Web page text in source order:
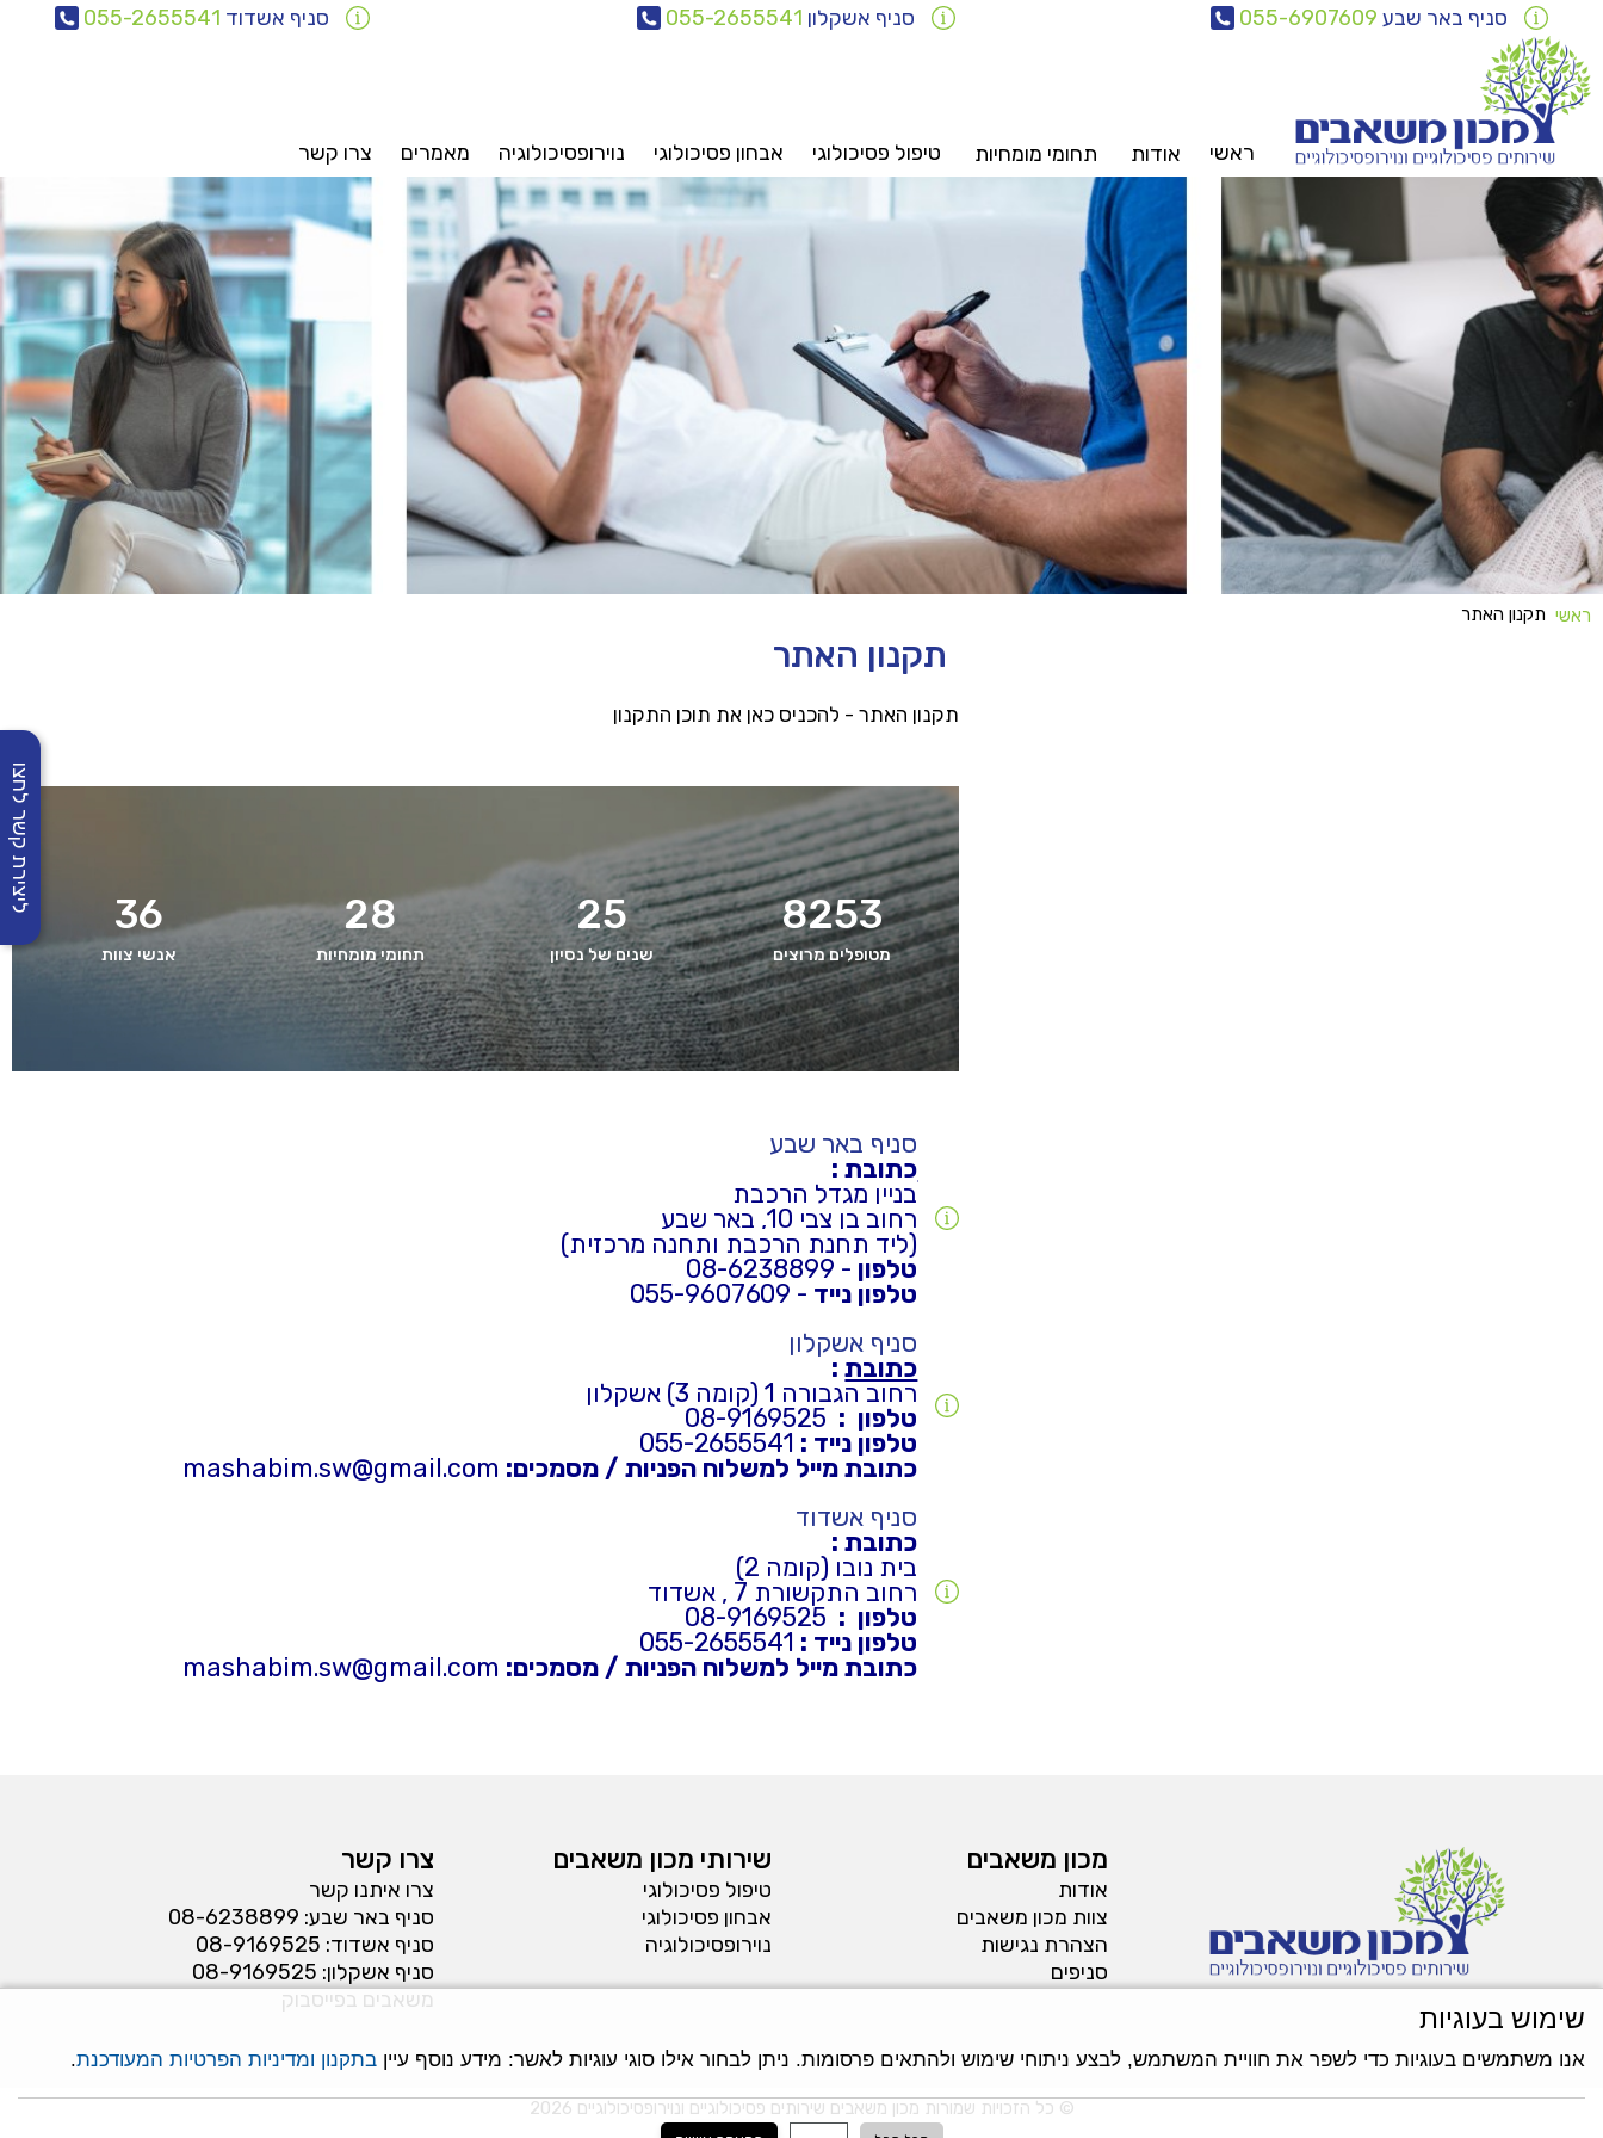
סניף באר שבע 055-6907609 סניף אשקלון 055-2655541 סניף אשדוד 055-2655541
ראשי אודות תחומי מומחיות טיפול פסיכולוגי אבחון פסיכולוגי נוירופסיכולוגיה מאמרים צרו קשר
ראשי תקנון האתר
תקנון האתר
תקנון האתר - להכניס כאן את תוכן התקנון
8253
מטופלים מרוצים
25
שנים של נסיון
28
תחומי מומחיות
36
אנשי צוות
סניף באר שבע
כתובת:
בניין מגדל הרכבת
רחוב בן צבי 10, באר שבע
(ליד תחנת הרכבת ותחנה מרכזית)
טלפון - 08-6238899
טלפון נייד - 055-9607609
סניף אשקלון
כתובת:
רחוב הגבורה 1 (קומה 3) אשקלון
טלפון :
טלפון נייד :
כתובת מייל למשלוח הפניות / מסמכים: mashabim.sw@gmail.com
סניף אשדוד
כתובת :
בית נובו (קומה 2)
רחוב התקשורת 7 , אשדוד
טלפון :
טלפון נייד :
כתובת מייל למשלוח הפניות / מסמכים: mashabim.sw@gmail.com
מכון משאבים
אודות
צוות מכון משאבים
הצהרת נגישות
סניפים
שירותי מכון משאבים
טיפול פסיכולוגי
אבחון פסיכולוגי
נוירופסיכולוגיה
צרו קשר
צרו איתנו קשר
סניף באר שבע: 08-6238899
סניף אשדוד: 08-9169525
סניף אשקלון: 08-9169525
משאבים בפייסבוק
© כל הזכויות שמורות מכון משאבים שירותים פסיכולוגיים ונוירופסיכולוגיים 2026
ליצירת קשר לחצו
שימוש בעוגיות
אנו משתמשים בעוגיות כדי לשפר את חוויית המשתמש, לבצע ניתוחי שימוש ולהתאים פרסומות. ניתן לבחור אילו סוגי עוגיות לאשר: מידע נוסף עיין בתקנון ומדיניות הפרטיות המעודכנת.